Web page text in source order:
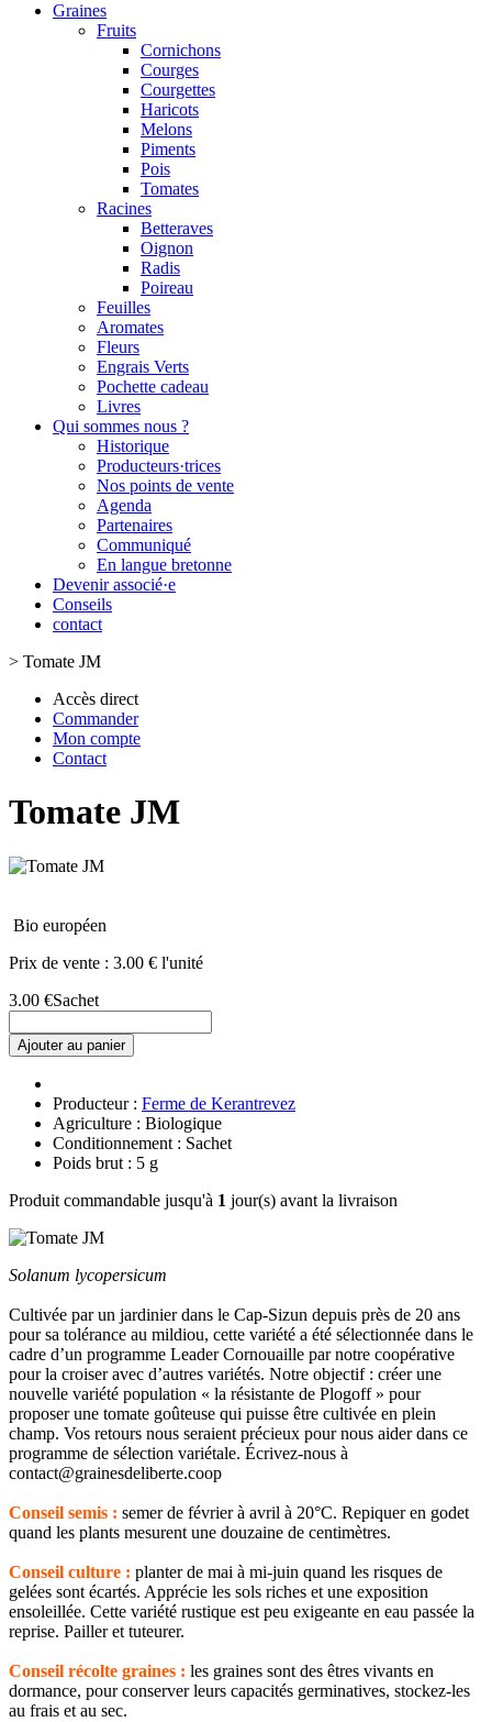
Graines
Fruits
Cornichons
Courges
Courgettes
Haricots
Melons
Piments
Pois
Tomates
Racines
Betteraves
Oignon
Radis
Poireau
Feuilles
Aromates
Fleurs
Engrais Verts
Pochette cadeau
Livres
Qui sommes nous ?
Historique
Producteurs·trices
Nos points de vente
Agenda
Partenaires
Communiqué
En langue bretonne
Devenir associé·e
Conseils
contact
> Tomate JM
Accès direct
Commander
Mon compte
Contact
Tomate JM
Bio européen
Prix de vente : 3.00 € l'unité
3.00 €Sachet
Ajouter au panier
Producteur : Ferme de Kerantrevez
Agriculture : Biologique
Conditionnement : Sachet
Poids brut : 5 g
Produit commandable jusqu'à 1 jour(s) avant la livraison
Solanum lycopersicum
Cultivée par un jardinier dans le Cap-Sizun depuis près de 20 ans
pour sa tolérance au mildiou, cette variété a été sélectionnée dans le
cadre d’un programme Leader Cornouaille par notre coopérative
pour la croiser avec d’autres variétés. Notre objectif : créer une
nouvelle variété population « la résistante de Plogoff » pour
proposer une tomate goûteuse qui puisse être cultivée en plein
champ. Vos retours nous seraient précieux pour nous aider dans ce
programme de sélection variétale. Écrivez-nous à
contact@grainesdeliberte.coop
Conseil semis : semer de février à avril à 20°C. Repiquer en godet
quand les plants mesurent une douzaine de centimètres.
Conseil culture : planter de mai à mi-juin quand les risques de
gelées sont écartés. Apprécie les sols riches et une exposition
ensoleillée. Cette variété rustique est peu exigeante en eau passée la
reprise. Pailler et tuteurer.
Conseil récolte graines : les graines sont des êtres vivants en
dormance, pour conserver leurs capacités germinatives, stockez-les
au frais et au sec.